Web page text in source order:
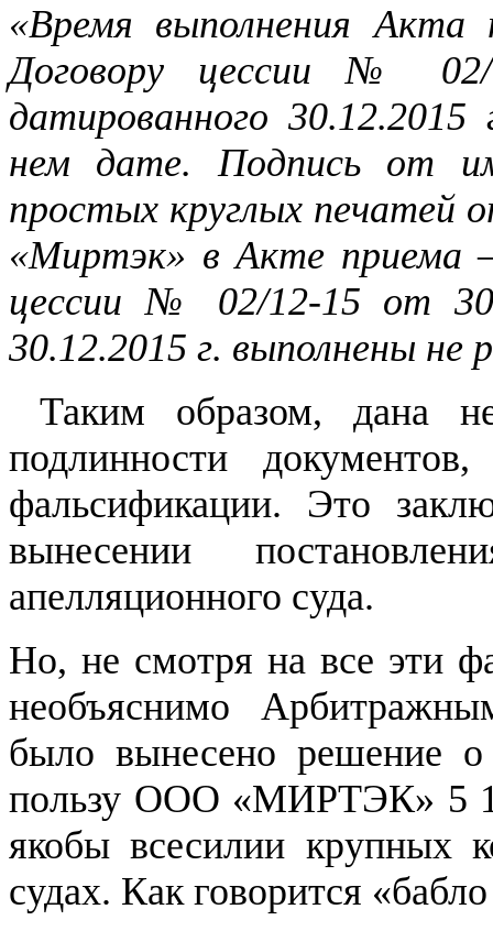
«Время выполнения Акта
Договору цессии №
датированного
нем дате. Подпись от
простых круглых
«Миртэк» в Акте приема
цессии № 02/12-15 от 30
30.12.2015 г. выполнены не
Таким образом, дана
подлинности
фальсификации. Это
вынесении
апелляционного суда.
Но, не смотря на все эти
необъяснимо
было вынесено решение
пользу ООО «МИРТЭК» 5
якобы всесилии
судах. Как говорится